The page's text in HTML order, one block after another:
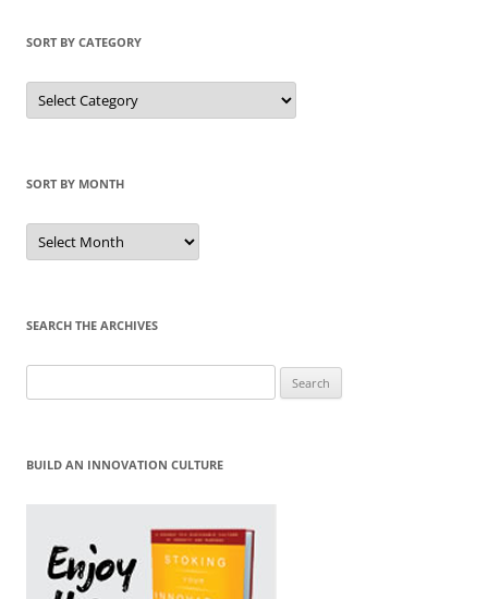
SORT BY CATEGORY
Sort
by
Category
SORT BY MONTH
Sort
by
Month
SEARCH THE ARCHIVES
for:
BUILD AN INNOVATION CULTURE